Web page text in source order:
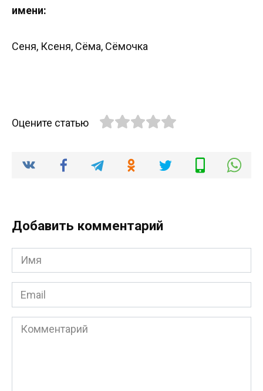
имени:
Сеня, Ксеня, Сёма, Сёмочка
Оцените статью
Добавить комментарий
Имя
*
Email
*
Комментарий